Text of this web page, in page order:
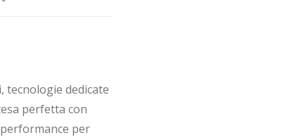
tecnologie dedicate
perfetta con
per